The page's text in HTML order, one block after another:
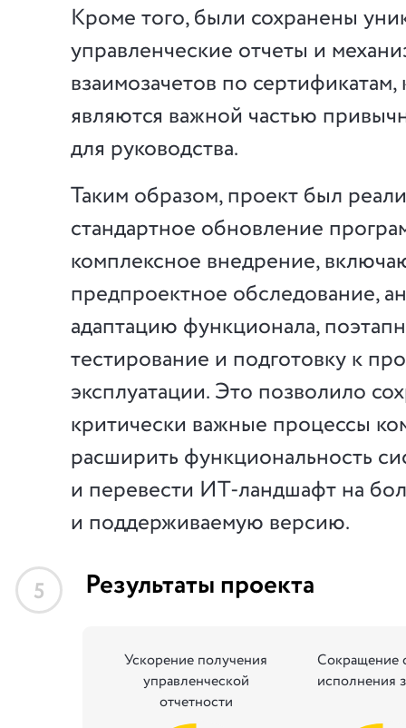
Кроме того, были сохранены
управленческие отчеты и
взаимозачетов по
являются важной частью
для руководства.
Таким образом, проект был
стандартное обновление
комплексное внедрение,
предпроектное обследование,
адаптацию функционала,
тестирование и подготовку к
эксплуатации. Это позволило
критически важные процессы
расширить функциональность
и перевести ИТ-ландшафт на
и поддерживаемую версию.
5 Результаты проекта
Ускорение получения
управленческой
отчетности
Сокращение
исполнения